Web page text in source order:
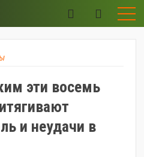
эти восемь
и неудачи в